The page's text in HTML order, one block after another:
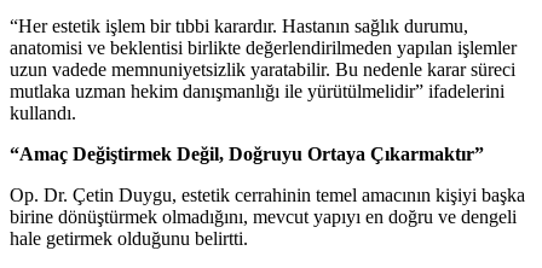
“Her estetik işlem bir tıbbi karardır. Hastanın sağlık durumu,
anatomisi ve beklentisi birlikte değerlendirilmeden yapılan işlemler
uzun vadede memnuniyetsizlik yaratabilir. Bu nedenle karar süreci
mutlaka uzman hekim danışmanlığı ile yürütülmelidir” ifadelerini
kullandı.
“Amaç Değiştirmek Değil, Doğruyu Ortaya Çıkarmaktır”
Op. Dr. Çetin Duygu, estetik cerrahinin temel amacının kişiyi başka
birine dönüştürmek olmadığını, mevcut yapıyı en doğru ve dengeli
hale getirmek olduğunu belirtti.